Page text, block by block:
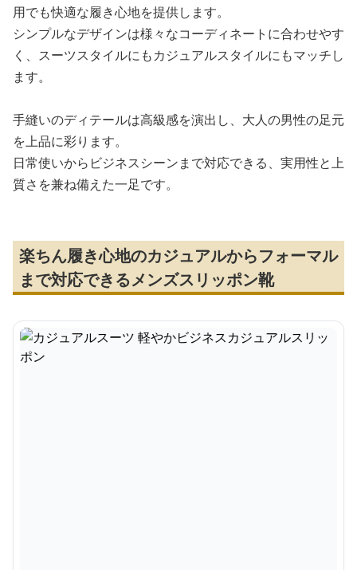
用でも快適な履き心地を提供します。
シンプルなデザインは様々なコーディネートに合わせやす
く、スーツスタイルにもカジュアルスタイルにもマッチし
ます。
手縫いのディテールは高級感を演出し、大人の男性の足元
を上品に彩ります。
日常使いからビジネスシーンまで対応できる、実用性と上
質さを兼ね備えた一足です。
楽ちん履き心地のカジュアルからフォーマル
まで対応できるメンズスリッポン靴